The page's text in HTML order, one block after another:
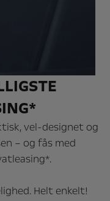
vel-designet og
– og fås med
Helt enkelt!